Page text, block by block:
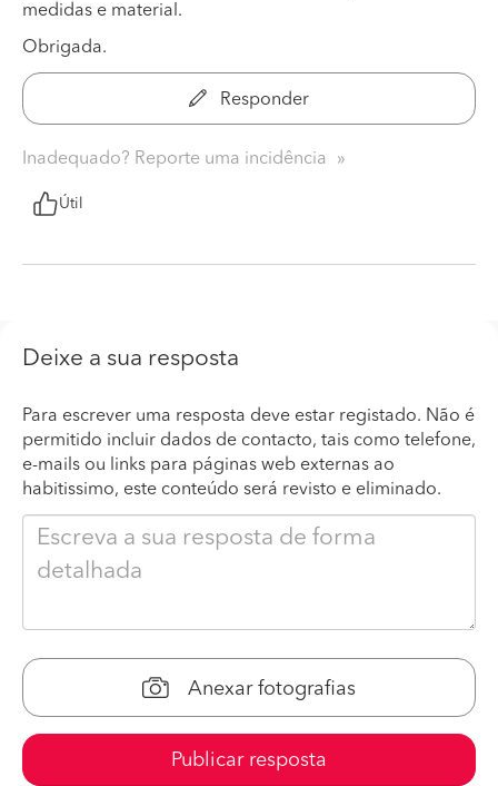
medidas e material.
Obrigada.
Responder
Inadequado? Reporte uma incidência
Útil
Deixe a sua resposta
Para escrever uma resposta deve estar registado. Não é
permitido incluir dados de contacto, tais como telefone,
e-mails ou links para páginas web externas ao
habitissimo, este conteúdo será revisto e eliminado.
Anexar fotografias
Publicar resposta